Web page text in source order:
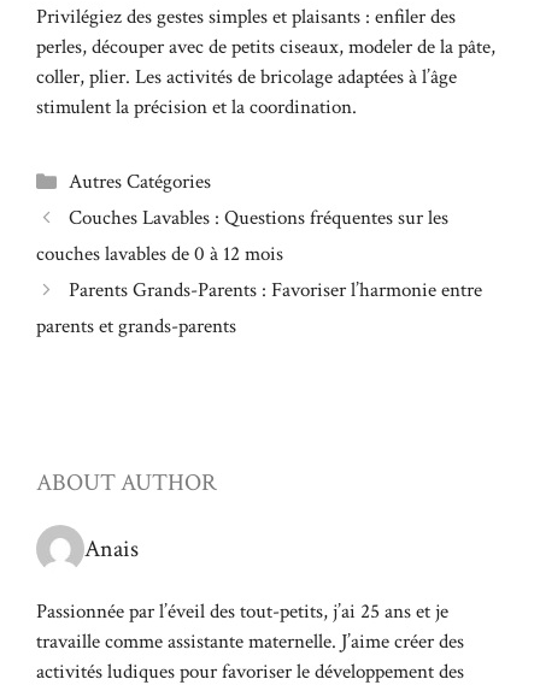
Privilégiez des gestes simples et plaisants : enfiler des
perles, découper avec de petits ciseaux, modeler de la pâte,
coller, plier. Les activités de bricolage adaptées à l’âge
stimulent la précision et la coordination.
Catégories
Autres Catégories
Couches Lavables : Questions fréquentes sur les
couches lavables de 0 à 12 mois
Parents Grands-Parents : Favoriser l’harmonie entre
parents et grands-parents
ABOUT AUTHOR
Anais
Passionnée par l’éveil des tout-petits, j’ai 25 ans et je
travaille comme assistante maternelle. J’aime créer des
activités ludiques pour favoriser le développement des